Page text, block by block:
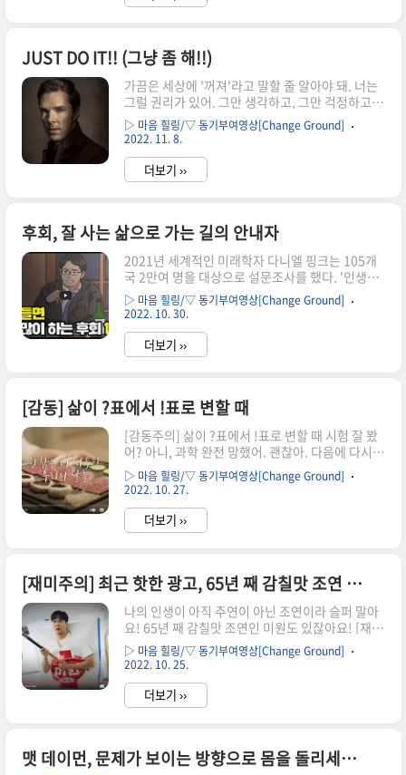
하게 사는 방법이라 생각합니다. 하지만 전문가들
얘기한다는 사실에 주목할 필요가 있습니다. 공장
에서 만들어지는 자동차를 우리 인간의 삶이라 생
각해보세요. 누군가는 경차가 되고, 누군가는 전기
차가 되고, 누군가는 트럭이 됩니다. 그렇게 우리는
다른 인생을 살아가는 것처럼 보이죠. 하지만 언젠
가는 부품이 낡거나 새로 출시되는 자동차로..
JUST DO IT!! (그냥 좀 해!!)
가끔은 세상에 '꺼져'라고 말할 줄 알아야 돼. 너는
그럴 권리가 있어. 그만 생각하고, 그만 걱정하고,
불안해 하지 말고, 망설이고, 의심하고, 두려워하
고, 상처받지 말고, 쉬운 길만 찾지 말고, 혼자 낑낑
하고, 긁고, 머뭇거리지도 말고, 우왕좌왕하고, 투
덜거리고, 비약하고, 휘청거리지도 말고, 조작하고,
하고, 신음소리 내고, 끙끙 앓지도, 불평하지도 말
트집 잡고, 찝찝해 하고, 오지랖 떨고, 쓸데없는 짓
도 하지 말고, 눈 찌르지도, 손가락질 하지도, 훔쳐
보지도 말고, 한참 기다리고, 찔끔찔끔 가고, ..
▷ 마음 힐링/▽ 동기부여영상[Change Ground]
2022. 11. 8.
더보기 ››
후회, 잘 사는 삶으로 가는 길의 안내자
2021년 세계적인 미래학자 다니엘 핑크는 105개
국 2만여 명을 대상으로 설문조사를 했다. '인생에
서 가장 후회되는 일' 한 가지를 적어보는 것이었
다. 조사결과 사라들이 가장 많이 후회하는 1위는
에 대한 후회가 뒤를 이었으며 건강과 친구에 대한
후회는 그 다음이었다. 후회는 다른 부정적인 감정
서 후회라는 감정을 무시하거나, '후회하지 않는
을 직시하고, 적절히 다루면 미래에 더 나은 결정을
내릴 수 있고 스스로를 더 나은 사람으로 만들 수 있
다. 사업에 실패하고 우울증에 빠진 사람이 있다고
해보자. '그때..
▷ 마음 힐링/▽ 동기부여영상[Change Ground]
2022. 10. 30.
더보기 ››
[감동] 삶이 ?표에서 !표로 변할 때
[감동주의] 삶이 ?표에서 !표로 변할 때 시험 잘 봤
어? 아니, 과학 완전 망했어. 괜찮아. 다음에 다시
잘 보면 되지. "네? 네! 감사합니다." 합격이야? 합
격이래? 변변치 않은 살림이었지만, 대학에 합격했
에도, 항상 "밥이나 먹어라!"는 엄마. 내가 무슨 염
치로 밥을 먹어...! 엄마가 차려준 밥상에는 언제가
며 엄마의 마지막 온기가 남은 반찬들로 끼니를 때
우는 것이 내가 할 수 있는 전부였다. to. 그리운 엄
마 우리 없는 그곳은 지낼만 해....? 참, 엄마 나 오늘
승진했어! 엄마 집 가서 따듯한 집밥이랑 한우 먹고
싶다. 당신 승진했다며? 우리 맛..
▷ 마음 힐링/▽ 동기부여영상[Change Ground]
2022. 10. 27.
더보기 ››
[재미주의] 최근 핫한 광고, 65년 째 감칠맛 조연 인생! □□!!
나의 인생이 아직 주연이 아닌 조연이라 슬퍼 말아
요! 65년 째 감칠맛 조연인 미원도 있잖아요! [재미
주의] 미원아 나대지마...!! 65년 째 감칠맛 조연 인
생! 미원의 서사 광고! 이 영상이 처음 내부에서 공
습니다. 맛있는 맛을 내곤 흔적 없이 사라지는 미원
의 65년 서사가 슬퍼서였지요. 눈물을 머금고 업로
께 해주셨습니다. "난 항상 한 걸음 뒤에 있었어."
▷ 마음 힐링/▽ 동기부여영상[Change Ground]
2022. 10. 25.
더보기 ››
맷 데이먼, 문제가 보이는 방향으로 몸을 돌리세요. 그 속으로 뛰어드세요!